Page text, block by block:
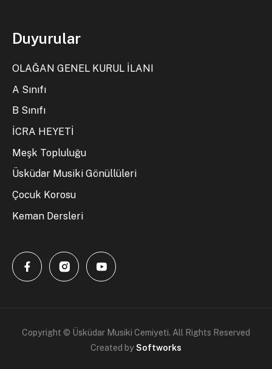
Duyurular
OLAĞAN GENEL KURUL İLANI
A Sınıfı
B Sınıfı
İCRA HEYETİ
Meşk Topluluğu
Üsküdar Musiki Gönüllüleri
Çocuk Korosu
Keman Dersleri
Copyright © Üsküdar Musiki Cemiyeti. All Rights Reserved
Created bySoftworks